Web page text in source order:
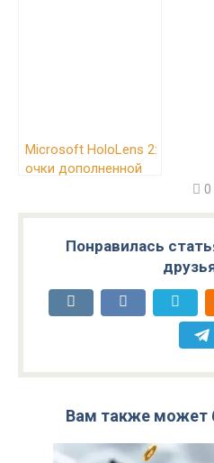
Microsoft HoloLens 2:
очки дополненной
0
Понравилась
Вам также может